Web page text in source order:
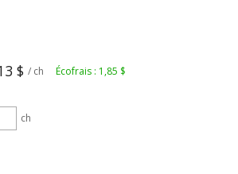
$ / ch Écofrais : 1,85 $
ch